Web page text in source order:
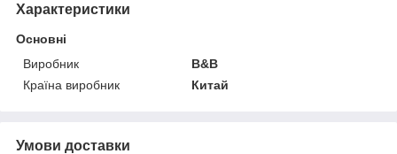
Характеристики
Основні
Виробник
B&B
Країна виробник
Китай
Умови доставки